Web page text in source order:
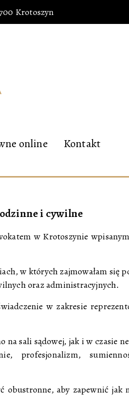
Krotoszyn
online Kontakt
i cywilne
w Krotoszynie
w których zajmowałam się
oraz administracyjnych.
w zakresie
sali sądowej, jak i w czasie
profesjonalizm,
aby zapewnić jak